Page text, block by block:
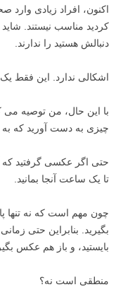
اکنون، افراد زیادی
کردید مناسب نیستند.
دنبالش هستید را ندارند.
اشکالی ندارد. این فقط
با این حال، من توصیه می
چیزی به دست آورید که
حتی اگر عکسی گرفتید که
تا یک ساعت آنجا بمانید.
چون مهم است که نه تنها
بگیرید. بنابراین حتی
بایستید، و باز هم عکس
منطقی است نه؟